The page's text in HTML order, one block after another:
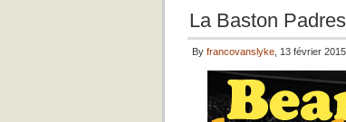
La Baston
By francovanslyke , 13 février 2015